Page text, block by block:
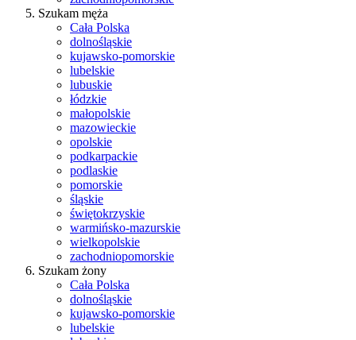
Szukam męża
Cała Polska
dolnośląskie
kujawsko-pomorskie
lubelskie
lubuskie
łódzkie
małopolskie
mazowieckie
opolskie
podkarpackie
podlaskie
pomorskie
śląskie
świętokrzyskie
warmińsko-mazurskie
wielkopolskie
zachodniopomorskie
Szukam żony
Cała Polska
dolnośląskie
kujawsko-pomorskie
lubelskie